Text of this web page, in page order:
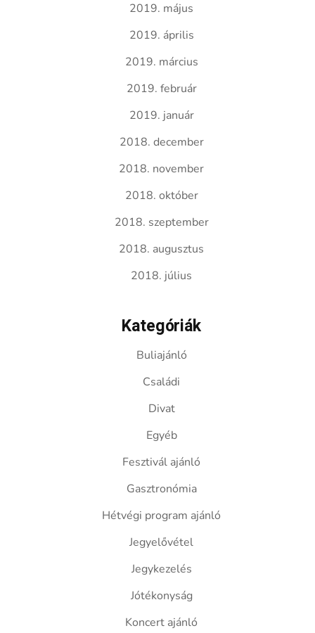
2019. május
2019. április
2019. március
2019. február
2019. január
2018. december
2018. november
2018. október
2018. szeptember
2018. augusztus
2018. július
Kategóriák
Buliajánló
Családi
Divat
Egyéb
Fesztivál ajánló
Gasztronómia
Hétvégi program ajánló
Jegyelővétel
Jegykezelés
Jótékonyság
Koncert ajánló